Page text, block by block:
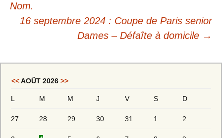
Nom.
16 septembre 2024 : Coupe de Paris senior
Dames – Défaîte à domicile →
<<AOÛT 2026 >>
L M M J V S D
27 28 29 30 31 1 2